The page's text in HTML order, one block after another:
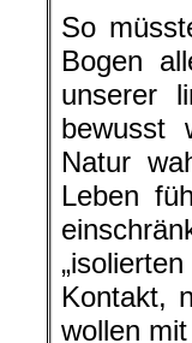
So
Bogen
unserer
bewusst
Natur
Leben
Kontakt,
wollen